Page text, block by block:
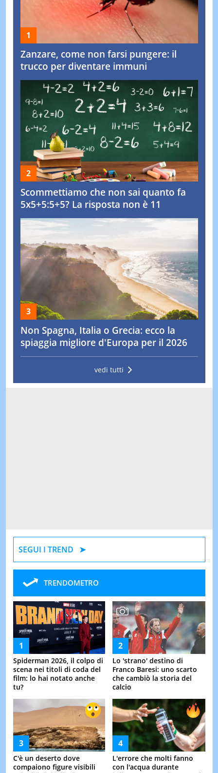
Zanzare, come non farsi pungere: il
trucco per diventare immuni
Scommettiamo che non sai quanto fa
5x5+5:5+5? La risposta non è 11
Non Spagna, Italia o Grecia: ecco la
spiaggia migliore d'Europa per il 2026
vedi tutti
SEGUI I TREND
TRENDOMETRO
Spiderman 2026, il colpo di
scena nei titoli di coda del
film: lo hai notato anche
tu?
Lo 'strano' destino di
Franco Baresi: uno scarto
che cambiò la storia del
calcio
C'è un deserto dove
compaiono figure visibili
L'errore che molti fanno
con l'acqua durante